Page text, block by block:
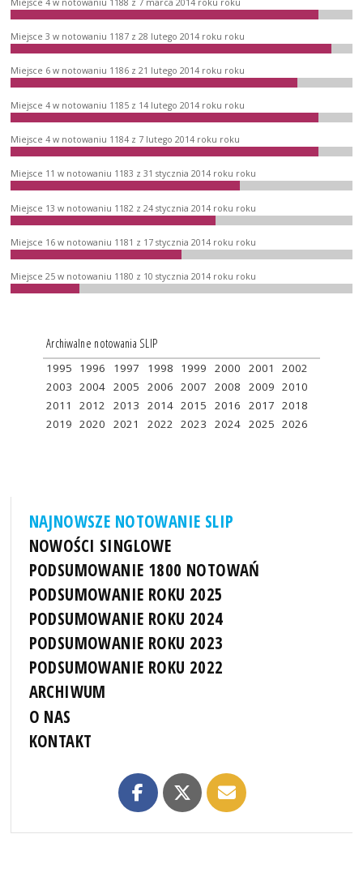
Miejsce 4 w notowaniu 1188 z 7 marca 2014 roku roku
Miejsce 3 w notowaniu 1187 z 28 lutego 2014 roku roku
Miejsce 6 w notowaniu 1186 z 21 lutego 2014 roku roku
Miejsce 4 w notowaniu 1185 z 14 lutego 2014 roku roku
Miejsce 4 w notowaniu 1184 z 7 lutego 2014 roku roku
Miejsce 11 w notowaniu 1183 z 31 stycznia 2014 roku roku
Miejsce 13 w notowaniu 1182 z 24 stycznia 2014 roku roku
Miejsce 16 w notowaniu 1181 z 17 stycznia 2014 roku roku
Miejsce 25 w notowaniu 1180 z 10 stycznia 2014 roku roku
Archiwalne notowania SLIP
1995 1996 1997 1998 1999 2000 2001
2002
2003 2004 2005 2006 2007 2008 2009 2010
2011
2012 2013 2014 2015 2016 2017 2018
2019 2020 2021 2022 2023 2024 2025 2026
NAJNOWSZE NOTOWANIE SLIP
NOWOŚCI SINGLOWE
PODSUMOWANIE 1800 NOTOWAŃ
PODSUMOWANIE ROKU 2025
PODSUMOWANIE ROKU 2024
PODSUMOWANIE ROKU 2023
PODSUMOWANIE ROKU 2022
ARCHIWUM
O NAS
KONTAKT